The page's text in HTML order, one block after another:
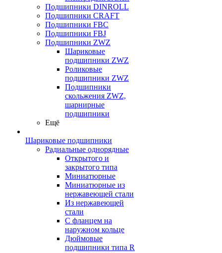
Подшипники DINROLL
Подшипники CRAFT
Подшипники FBC
Подшипники FBJ
Подшипники ZWZ
Шариковые
подшипники ZWZ
Роликовые
подшипники ZWZ
Подшипники
скольжения ZWZ,
шарнирные
подшипники
Ещё
Шариковые подшипники
Радиальные однорядные
Открытого и
закрытого типа
Миниатюрные
Миниатюрные из
нержавеющей стали
Из нержавеющей
стали
С фланцем на
наружном кольце
Дюймовые
подшипники типа R